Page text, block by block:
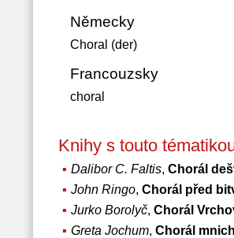
Německy
Choral (der)
Francouzsky
choral
Knihy s touto
Dalibor C. Faltis, Chorál
John Ringo, Chorál před
Jurko Borolyč, Chorál
Greta Jochum, Chorál